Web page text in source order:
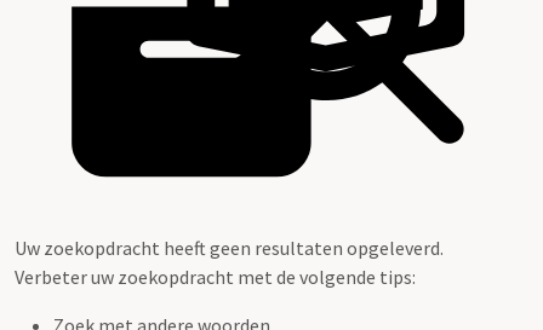
Uw zoekopdracht heeft geen resultaten opgeleverd.
Verbeter uw zoekopdracht met de volgende tips: